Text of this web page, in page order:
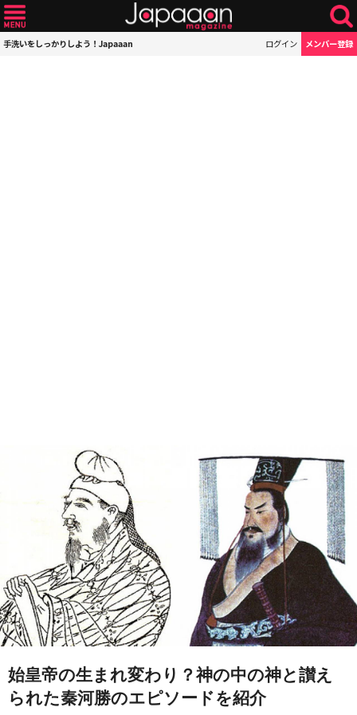
手洗いをしっかりしよう！Japaaan ログイン メンバー登録
始皇帝の生まれ変わり？神の中の神と讃え
られた秦河勝のエピソードを紹介